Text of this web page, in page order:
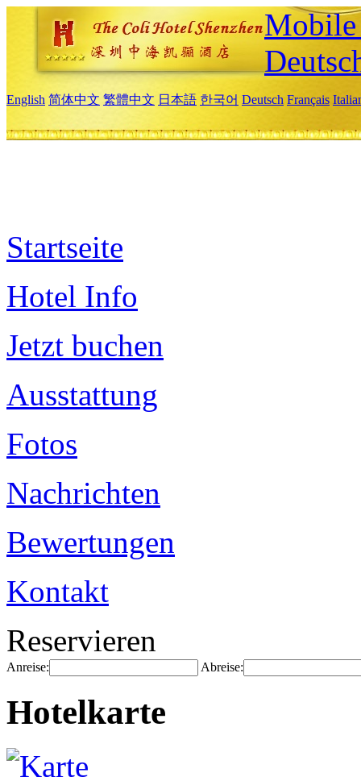
English 简体中文 繁體中文 日本語 한국어 Deutsch Français
Startseite
Hotel Info
Jetzt buchen
Ausstattung
Fotos
Nachrichten
Bewertungen
Kontakt
Reservieren
Anreise: Abreise:
Hotelkarte